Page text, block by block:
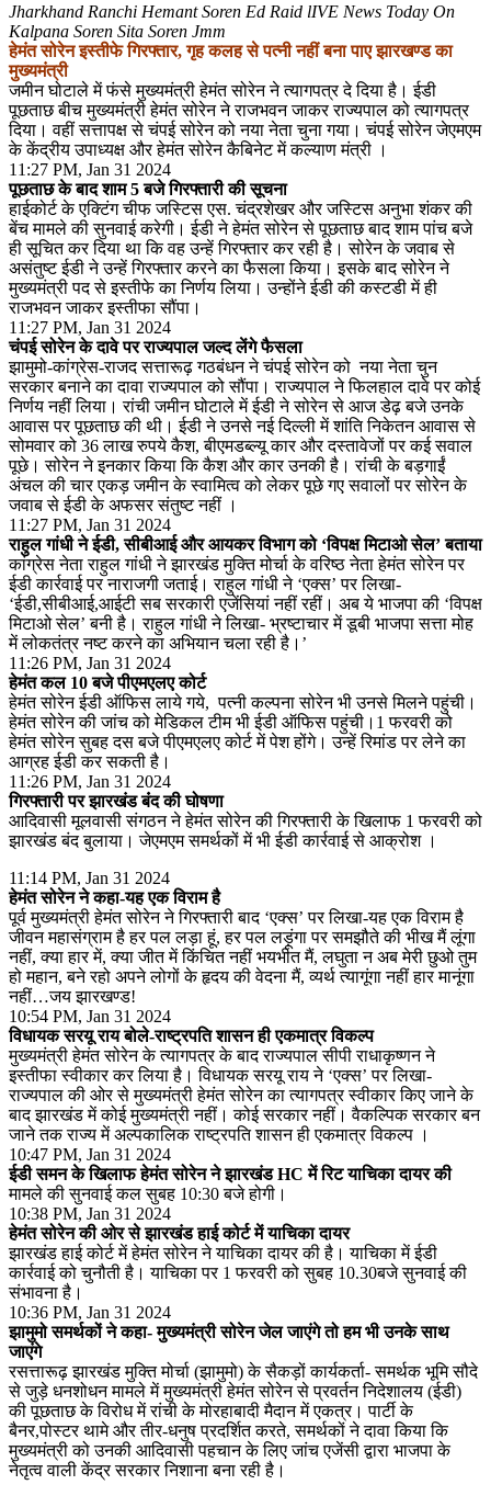
Jharkhand Ranchi Hemant Soren Ed Raid lIVE News Today On
Kalpana Soren Sita Soren Jmm
हेमंत सोरेन इस्तीफे गिरफ्तार, गृह कलह से पत्नी नहीं बना पाए झारखण्ड का
मुख्यमंत्री
जमीन घोटाले में फंसे मुख्यमंत्री हेमंत सोरेन ने त्यागपत्र दे दिया है। ईडी
पूछताछ बीच मुख्यमंत्री हेमंत सोरेन ने राजभवन जाकर राज्यपाल को त्यागपत्र
दिया। वहीं सत्तापक्ष से चंपई सोरेन को नया नेता चुना गया। चंपई सोरेन जेएमएम
के केंद्रीय उपाध्यक्ष और हेमंत सोरेन कैबिनेट में कल्याण मंत्री ।
11:27 PM, Jan 31 2024
पूछताछ के बाद शाम 5 बजे गिरफ्तारी की सूचना
हाईकोर्ट के एक्टिंग चीफ जस्टिस एस. चंद्रशेखर और जस्टिस अनुभा शंकर की
बेंच मामले की सुनवाई करेगी। ईडी ने हेमंत सोरेन से पूछताछ बाद शाम पांच बजे
ही सूचित कर दिया था कि वह उन्हें गिरफ्तार कर रही है। सोरेन के जवाब से
असंतुष्ट ईडी ने उन्हें गिरफ्तार करने का फैसला किया। इसके बाद सोरेन ने
मुख्यमंत्री पद से इस्तीफे का निर्णय लिया। उन्होंने ईडी की कस्टडी में ही
राजभवन जाकर इस्तीफा सौंपा।
11:27 PM, Jan 31 2024
चंपई सोरेन के दावे पर राज्यपाल जल्द लेंगे फैसला
झामुमो-कांग्रेस-राजद सत्तारूढ़ गठबंधन ने चंपई सोरेन को नया नेता चुन
सरकार बनाने का दावा राज्यपाल को सौंपा। राज्यपाल ने फिलहाल दावे पर कोई
निर्णय नहीं लिया। रांची जमीन घोटाले में ईडी ने सोरेन से आज डेढ़ बजे उनके
आवास पर पूछताछ की थी। ईडी ने उनसे नई दिल्ली में शांति निकेतन आवास से
सोमवार को 36 लाख रुपये कैश, बीएमडब्ल्यू कार और दस्तावेजों पर कई सवाल
पूछे। सोरेन ने इनकार किया कि कैश और कार उनकी है। रांची के बड़गाईं
अंचल की चार एकड़ जमीन के स्वामित्व को लेकर पूछे गए सवालों पर सोरेन के
जवाब से ईडी के अफसर संतुष्ट नहीं ।
11:27 PM, Jan 31 2024
राहुल गांधी ने ईडी, सीबीआई और आयकर विभाग को ‘विपक्ष मिटाओ सेल’ बताया
कांग्रेस नेता राहुल गांधी ने झारखंड मुक्ति मोर्चा के वरिष्ठ नेता हेमंत सोरेन पर
ईडी कार्रवाई पर नाराजगी जताई। राहुल गांधी ने ‘एक्स’ पर लिखा-
‘ईडी,सीबीआई,आईटी सब सरकारी एजेंसियां नहीं रहीं। अब ये भाजपा की ‘विपक्ष
मिटाओ सेल’ बनी है। राहुल गांधी ने लिखा- भ्रष्टाचार में डूबी भाजपा सत्ता मोह
में लोकतंत्र नष्ट करने का अभियान चला रही है।’
11:26 PM, Jan 31 2024
हेमंत कल 10 बजे पीएमएलए कोर्ट
हेमंत सोरेन ईडी ऑफिस लाये गये, पत्नी कल्पना सोरेन भी उनसे मिलने पहुंची।
हेमंत सोरेन की जांच को मेडिकल टीम भी ईडी ऑफिस पहुंची।1 फरवरी को
हेमंत सोरेन सुबह दस बजे पीएमएलए कोर्ट में पेश होंगे। उन्हें रिमांड पर लेने का
आग्रह ईडी कर सकती है।
11:26 PM, Jan 31 2024
गिरफ्तारी पर झारखंड बंंद की घोषणा
आदिवासी मूलवासी संगठन ने हेमंत सोरेन की गिरफ्तारी के खिलाफ 1 फरवरी को
झारखंड बंद बुलाया। जेएमएम समर्थकों में भी ईडी कार्रवाई से आक्रोश ।
11:14 PM, Jan 31 2024
हेमंत सोरेन ने कहा-यह एक विराम है
पूर्व मुख्यमंत्री हेमंत सोरेन ने गिरफ्तारी बाद ‘एक्स’ पर लिखा-यह एक विराम है
जीवन महासंग्राम है हर पल लड़ा हूं, हर पल लड़ूंगा पर समझौते की भीख मैं लूंगा
नहीं, क्या हार में, क्या जीत में किंचित नहीं भयभीत मैं, लघुता न अब मेरी छुओ तुम
हो महान, बने रहो अपने लोगों के हृदय की वेदना मैं, व्यर्थ त्यागूंगा नहीं हार मानूंगा
नहीं…जय झारखण्ड!
10:54 PM, Jan 31 2024
विधायक सरयू राय बोले-राष्ट्रपति शासन ही एकमात्र विकल्प
मुख्यमंत्री हेमंत सोरेन के त्यागपत्र के बाद राज्यपाल सीपी राधाकृष्णन ने
इस्तीफा स्वीकार कर लिया है। विधायक सरयू राय ने ‘एक्स’ पर लिखा-
राज्यपाल की ओर से मुख्यमंत्री हेमंत सोरेन का त्यागपत्र स्वीकार किए जाने के
बाद झारखंड में कोई मुख्यमंत्री नहीं। कोई सरकार नहीं। वैकल्पिक सरकार बन
जाने तक राज्य में अल्पकालिक राष्ट्रपति शासन ही एकमात्र विकल्प ।
10:47 PM, Jan 31 2024
ईडी समन के खिलाफ हेमंत सोरेन ने झारखंड HC में रिट याचिका दायर की
मामले की सुनवाई कल सुबह 10:30 बजे होगी।
10:38 PM, Jan 31 2024
हेमंत सोरेन की ओर से झारखंड हाई कोर्ट में याचिका दायर
झारखंड हाई कोर्ट में हेमंत सोरेन ने याचिका दायर की है। याचिका में ईडी
कार्रवाई को चुनौती है। याचिका पर 1 फरवरी को सुबह 10.30बजे सुनवाई की
संभावना है।
10:36 PM, Jan 31 2024
झामुमो समर्थकों ने कहा- मुख्यमंत्री सोरेन जेल जाएंगे तो हम भी उनके साथ
जाएंगे
रसत्तारूढ़ झारखंड मुक्ति मोर्चा (झामुमो) के सैकड़ों कार्यकर्ता- समर्थक भूमि सौदे
से जुड़े धनशोधन मामले में मुख्यमंत्री हेमंत सोरेन से प्रवर्तन निदेशालय (ईडी)
की पूछताछ के विरोध में रांची के मोरहाबादी मैदान में एकत्र। पार्टी के
बैनर,पोस्टर थामे और तीर-धनुष प्रदर्शित करते, समर्थकों ने दावा किया कि
मुख्यमंत्री को उनकी आदिवासी पहचान के लिए जांच एजेंसी द्वारा भाजपा के
नेतृत्व वाली केंद्र सरकार निशाना बना रही है।